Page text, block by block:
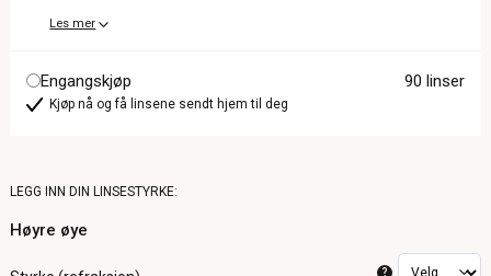
Les mer
Engangskjøp 90 linser
Kjøp nå og få linsene sendt hjem til deg
LEGG INN DIN LINSESTYRKE:
Høyre øye
?